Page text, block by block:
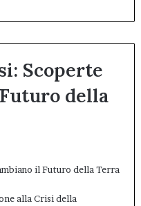
Scoperte
della
alla Crisi della